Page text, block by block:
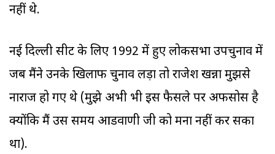
नहीं थे.
नई दिल्ली सीट के लिए 1992 में हुए लोकसभा उपचुनाव में
जब मैंने उनके खिलाफ चुनाव लड़ा तो राजेश खन्ना मुझसे
नाराज हो गए थे (मुझे अभी भी इस फैसले पर अफसोस है
क्योंकि मैं उस समय आडवाणी जी को मना नहीं कर सका
था).